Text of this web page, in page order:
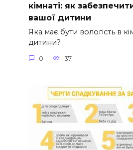
кімнаті: як
вашої дитини
Яка має бути вологість в
дитини?
0 37